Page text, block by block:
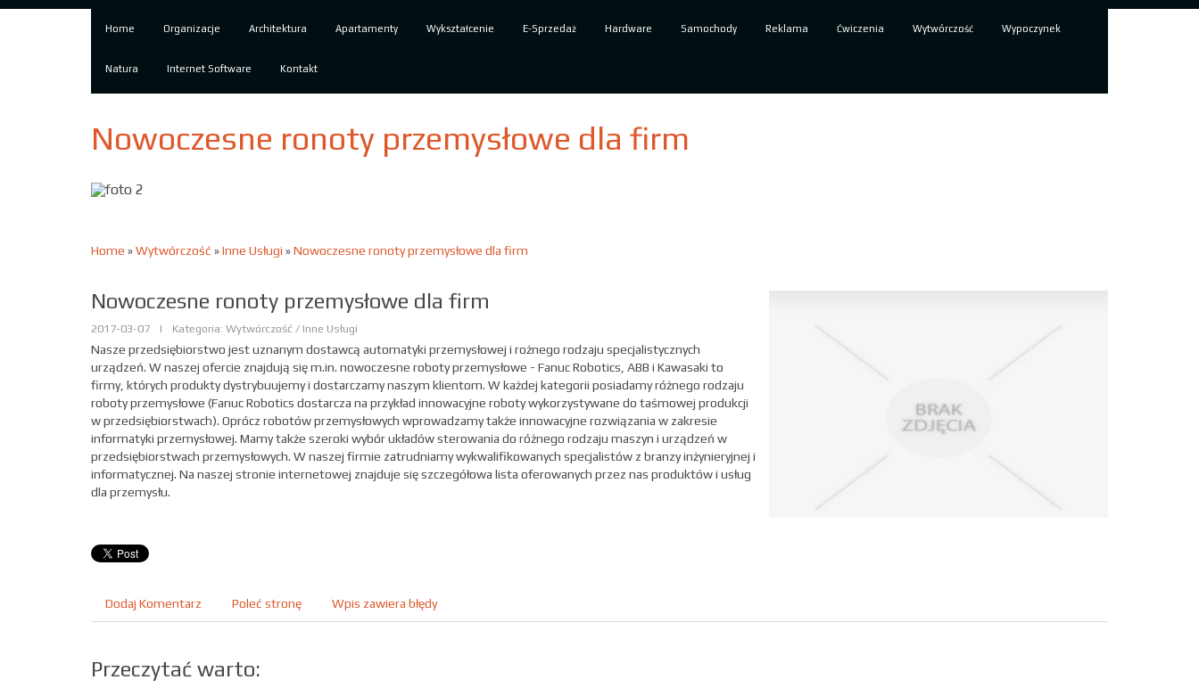
Home Organizacje Architektura Apartamenty Wykształcenie E-Sprzedaż Hardware Samochody Reklama Ćwiczenia Wytwórczość Wypoczynek
Natura Internet Software Kontakt
Nowoczesne ronoty przemysłowe dla firm
Home »Wytwórczość »Inne Usługi »Nowoczesne ronoty przemysłowe dla firm
Nowoczesne ronoty przemysłowe dla firm
2017-03-07 | Kategoria: Wytwórczość / Inne Usługi
Nasze przedsiębiorstwo jest uznanym dostawcą automatyki przemysłowej i rożnego rodzaju specjalistycznych
urządzeń. W naszej ofercie znajdują się m.in. nowoczesne roboty przemysłowe - Fanuc Robotics, ABB i Kawasaki to
firmy, których produkty dystrybuujemy i dostarczamy naszym klientom. W każdej kategorii posiadamy różnego rodzaju
roboty przemysłowe (Fanuc Robotics dostarcza na przykład innowacyjne roboty wykorzystywane do taśmowej produkcji
w przedsiębiorstwach). Oprócz robotów przemysłowych wprowadzamy także innowacyjne rozwiązania w zakresie
informatyki przemysłowej. Mamy także szeroki wybór układów sterowania do różnego rodzaju maszyn i urządzeń w
przedsiębiorstwach przemysłowych. W naszej firmie zatrudniamy wykwalifikowanych specjalistów z branzy inżynieryjnej i
informatycznej. Na naszej stronie internetowej znajduje się szczegółowa lista oferowanych przez nas produktów i usług
dla przemysłu.
Dodaj Komentarz Poleć stronę Wpis zawiera błędy
Przeczytać warto: